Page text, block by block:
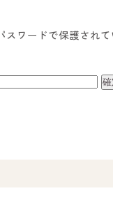
スワードで保護され